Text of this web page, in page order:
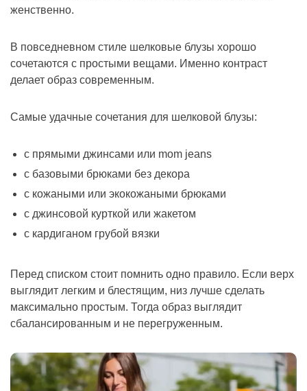
женственно.
В повседневном стиле шелковые блузы хорошо
сочетаются с простыми вещами. Именно контраст
делает образ современным.
Самые удачные сочетания для шелковой блузы:
с прямыми джинсами или mom jeans
с базовыми брюками без декора
с кожаными или экокожаными брюками
с джинсовой курткой или жакетом
с кардиганом грубой вязки
Перед списком стоит помнить одно правило. Если верх
выглядит легким и блестящим, низ лучше сделать
максимально простым. Тогда образ выглядит
сбалансированным и не перегруженным.